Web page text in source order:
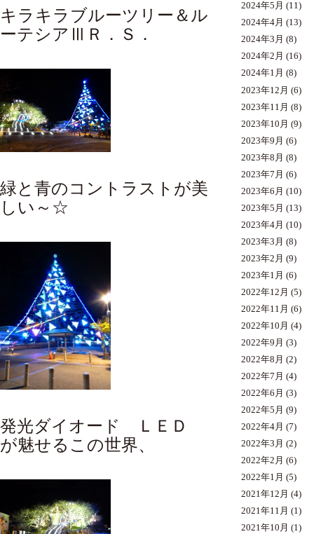
キラキラブルーツリー＆ル
ーテシアⅢＲ．Ｓ．
緑と青のコントラストが美
しい～☆
発光ダイオード ＬＥＤ
が魅せるこの世界、
2024年5月 (11)
2024年4月 (13)
2024年3月 (8)
2024年2月 (16)
2024年1月 (8)
2023年12月 (6)
2023年11月 (8)
2023年10月 (9)
2023年9月 (6)
2023年8月 (8)
2023年7月 (6)
2023年6月 (10)
2023年5月 (13)
2023年4月 (10)
2023年3月 (8)
2023年2月 (9)
2023年1月 (6)
2022年12月 (5)
2022年11月 (6)
2022年10月 (4)
2022年9月 (3)
2022年8月 (2)
2022年7月 (4)
2022年6月 (3)
2022年5月 (9)
2022年4月 (7)
2022年3月 (2)
2022年2月 (6)
2022年1月 (5)
2021年12月 (4)
2021年11月 (1)
2021年10月 (1)